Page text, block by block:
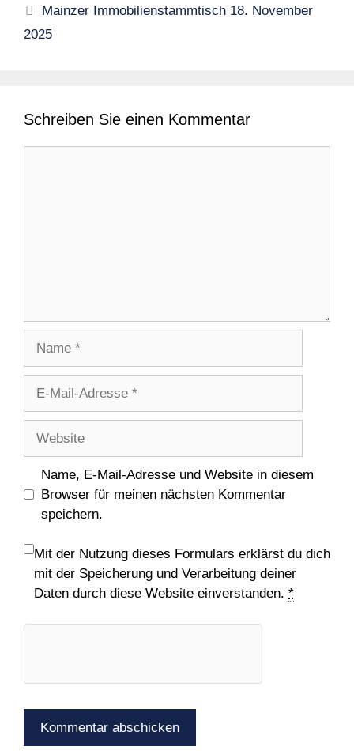
Mainzer Immobilienstammtisch 18. November
2025
Schreiben Sie einen Kommentar
Adresse
Name, E-Mail-Adresse und Website in diesem
Browser für meinen nächsten Kommentar
speichern.
Mit der Nutzung dieses Formulars erklärst du dich
mit der Speicherung und Verarbeitung deiner
Daten durch diese Website einverstanden. *